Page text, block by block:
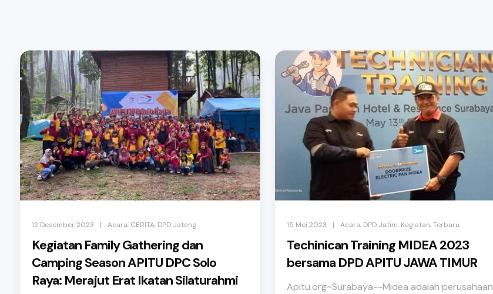
12 Desember 2023 | Acara, CERITA, DPD Jateng
Kegiatan Family Gathering dan
Camping Season APITU DPC Solo
Raya: Merajut Erat Ikatan Silaturahmi
15 Mei 2023 | Acara, DPD Jatim, Kegiatan,Terbaru
Techinican Training MIDEA 2023
bersama DPD APITU JAWA TIMUR
Apitu.org~Surabaya--Midea adalah perusahaan